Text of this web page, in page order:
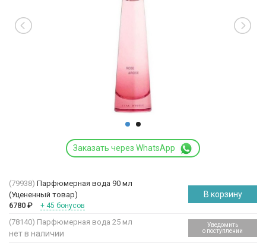
Заказать через WhatsApp
(79938) Парфюмерная вода 90 мл
(Уцененный товар)
6780 ₽ + 45 бонусов
В корзину
(78140) Парфюмерная вода 25 мл
нет в наличии
Уведомить
о поступлении